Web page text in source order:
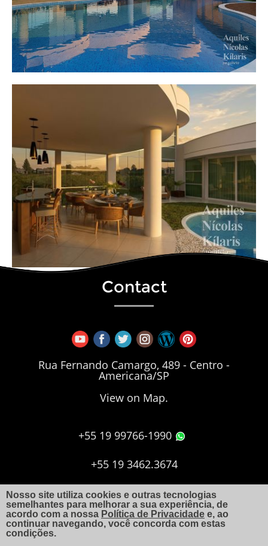
Contact
Rua Fernando Camargo, 489 - Centro -
Americana/SP
View on Map.
+55 19 99766-1990
+55 19 3462.3674
+55 19 3406.7173
aquiles@arquitetoaquiles.com.br
Nosso site utiliza cookies e outras tecnologias
semelhantes para melhorar a sua experiência, de
acordo com a nossa Política de Privacidade e, ao
continuar navegando, você concorda com estas
condições.